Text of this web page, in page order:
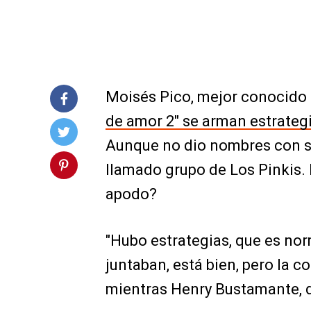
Moisés Pico, mejor
de amor 2" se arman
Aunque no dio nombres con
llamado grupo de Los
apodo?
"Hubo estrategias, que es
juntaban, está bien, pero la
mientras Henry Bustamante,